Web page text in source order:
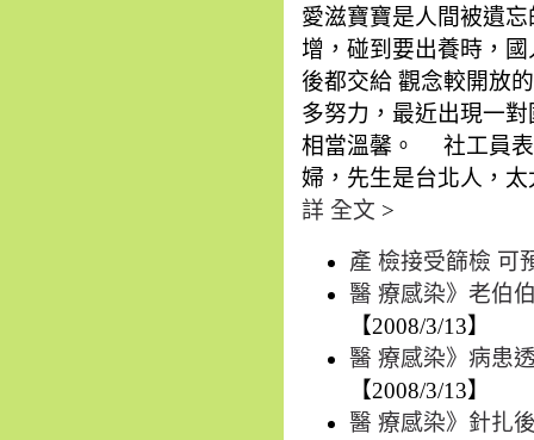
愛滋寶寶是人間被遺
增，碰到要出養時，
後都交給 觀念較開放
多努力，最近出現一
相當溫馨。 社工員表
婦，先生是台北人，
詳 全文 >
產 檢接受篩檢 可
醫 療感染》老伯
【2008/3/13】
醫 療感染》病患
【2008/3/13】
醫 療感染》針扎